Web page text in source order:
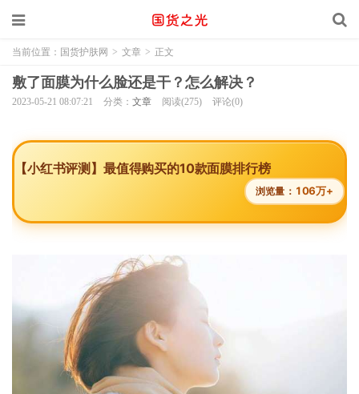
当前位置： 国货护肤网 > 文章 > 正文
敷了面膜为什么脸还是干？怎么解决？
2023-05-21 08:07:21 分类： 文章 阅读(275) 评论(0)
【小红书评测】最值得购买的10款面膜排行榜
浏览量： 106万+